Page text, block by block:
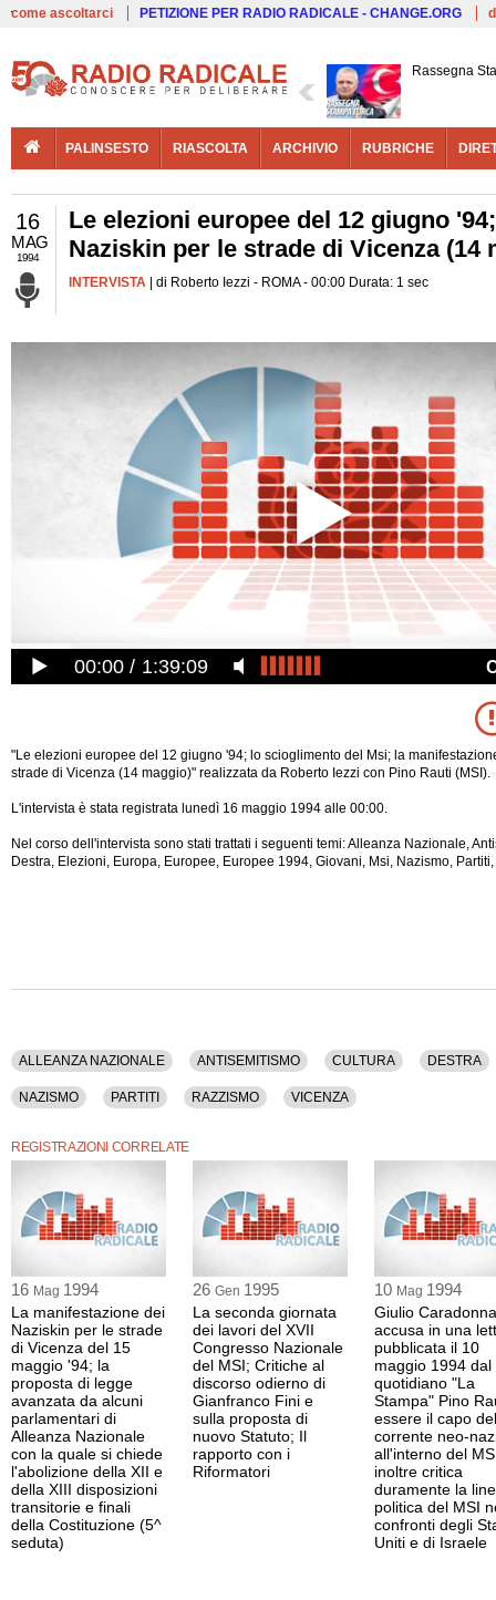
come ascoltarci PETIZIONE PER RADIO RADICALE - CHANGE.ORG
Rassegna
PALINSESTO RIASCOLTA ARCHIVIO RUBRICHE
16
MAG
1994
Le elezioni europee del 12 giugno
Naziskin per le strade di Vicenza (14
INTERVISTA | di Roberto Iezzi - ROMA - 00:00 Durata: 1 sec
00:00 1:39:09
"Le elezioni europee del 12 giugno '94; lo scioglimento del Msi; la
strade di Vicenza (14 maggio)" realizzata da Roberto Iezzi con Pino Rauti (MSI).
L'intervista è stata registrata lunedì 16 maggio 1994 alle 00:00.
Nel corso dell'intervista sono stati trattati i seguenti temi: Alleanza Nazionale,
Destra, Elezioni, Europa, Europee, Europee 1994, Giovani, Msi, Nazismo,
ALLEANZA NAZIONALE ANTISEMITISMO CULTURA DESTRA
NAZISMO PARTITI RAZZISMO VICENZA
REGISTRAZIONI CORRELATE
16 Mag 1994
La manifestazione dei
Naziskin per le strade
di Vicenza del 15
maggio '94; la
proposta di legge
avanzata da alcuni
parlamentari di
Alleanza Nazionale
con la quale si chiede
l'abolizione della XII e
della XIII disposizioni
transitorie e finali
della Costituzione (5^
seduta)
26 Gen 1995
La seconda giornata
dei lavori del XVII
Congresso Nazionale
del MSI; Critiche al
discorso odierno di
Gianfranco Fini e
sulla proposta di
nuovo Statuto; Il
rapporto con i
Riformatori
10 Mag 1994
Giulio Caradonna
accusa in una
pubblicata il 10
maggio 1994 dal
quotidiano "La
Stampa" Pino
essere il capo
corrente neo-
all'interno del
inoltre critica
duramente la
politica del MSI
confronti degli
Uniti e di Israele